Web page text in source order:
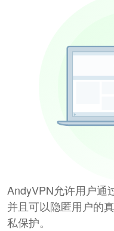
AndyVPN允许用户通
并且可以隐匿用户的
私保护。